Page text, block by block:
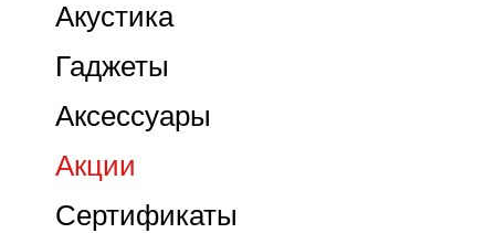
Сертификаты
Акции
Аксессуары
Гаджеты
Акустика